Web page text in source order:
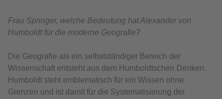
Frau Springer, welche Bedeutung hat Alexander von
Humboldt für die moderne Geografie?
Die Geografie als ein selbstständiger Bereich der
Wissenschaft entsteht aus dem Humboldtschen Denken.
Humboldt steht emblematisch für ein Wissen ohne
Grenzen und ist damit für die Systematisierung der